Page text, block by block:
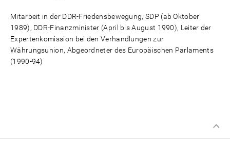
Mitarbeit in der DDR-Friedensbewegung, SDP (ab Oktober
1989), DDR-Finanzminister (April bis August 1990), Leiter der
Expertenkomission bei den Verhandlungen zur
Währungsunion, Abgeordneter des Europäischen Parlaments
(1990-94)